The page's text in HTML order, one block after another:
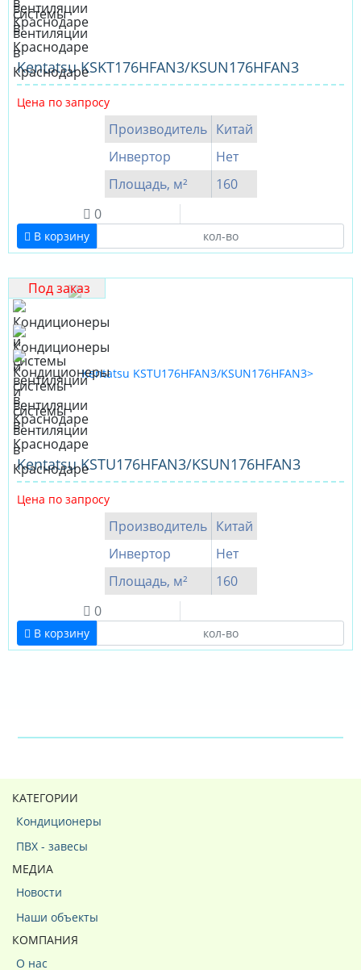
Kentatsu KSKT176HFAN3/KSUN176HFAN3
Цена по запросу
Производитель Китай
Инвертор
Нет
Площадь, м²
160
0
В корзину
Под заказ
Kentatsu KSTU176HFAN3/KSUN176HFAN3
Цена по запросу
Производитель Китай
Инвертор
Нет
Площадь, м²
160
0
В корзину
КАТЕГОРИИ
Кондиционеры
ПВХ - завесы
МЕДИА
Новости
Наши объекты
КОМПАНИЯ
О нас